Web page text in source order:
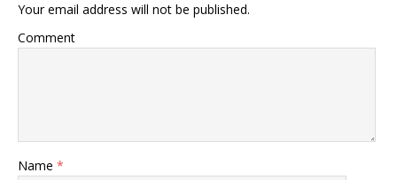
Your email address will not be published.
Comment
Name *